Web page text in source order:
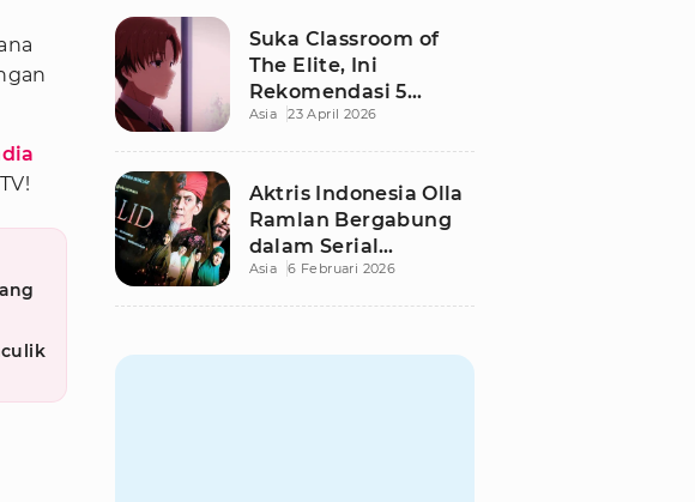
Suka Classroom of
The Elite, Ini
Rekomendasi 5
Anime yang Wajib
Asia 23 April 2026
Aktris Indonesia Olla
Ramlan Bergabung
dalam Serial
Malaysia 'Walid', Apa
Asia 6 Februari 2026